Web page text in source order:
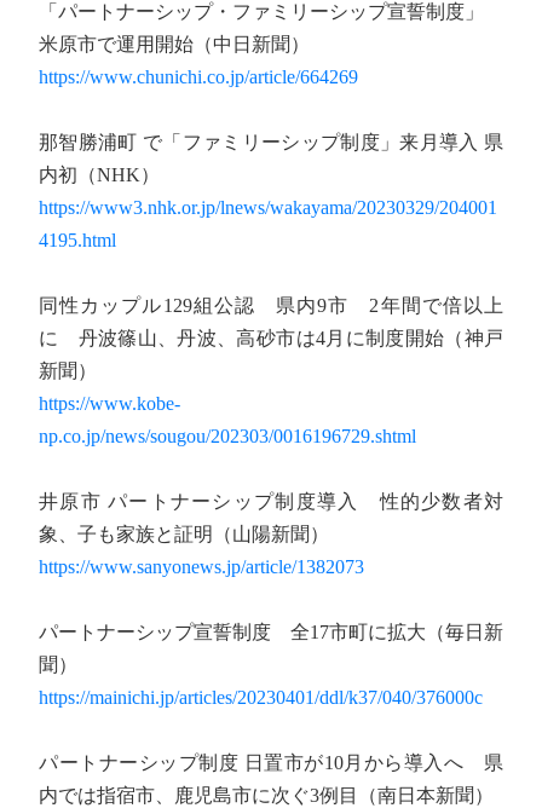
「パートナーシップ・ファミリーシップ宣誓制度」
米原市で運用開始（中日新聞）
https://www.chunichi.co.jp/article/664269
那智勝浦町 で「ファミリーシップ制度」来月導入 県
内初（NHK）
https://www3.nhk.or.jp/lnews/wakayama/20230329/204001
4195.html
同性カップル129組公認 県内9市 2年間で倍以上
に 丹波篠山、丹波、高砂市は4月に制度開始（神戸
新聞）
https://www.kobe-
np.co.jp/news/sougou/202303/0016196729.shtml
井原市 パートナーシップ制度導入 性的少数者対
象、子も家族と証明（山陽新聞）
https://www.sanyonews.jp/article/1382073
パートナーシップ宣誓制度 全17市町に拡大（毎日新
聞）
https://mainichi.jp/articles/20230401/ddl/k37/040/376000c
パートナーシップ制度 日置市が10月から導入へ 県
内では指宿市、鹿児島市に次ぐ3例目（南日本新聞）